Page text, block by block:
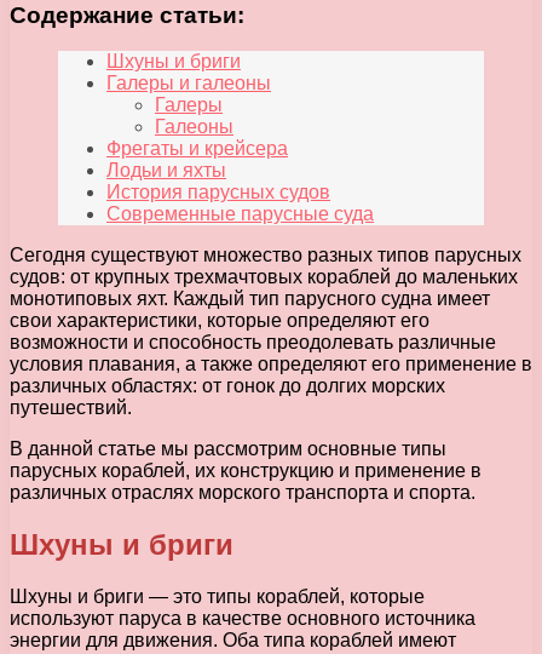
Содержание статьи:
Шхуны и бриги
Галеры и галеоны
Галеры
Галеоны
Фрегаты и крейсера
Лодьи и яхты
История парусных судов
Современные парусные суда
Сегодня существуют множество разных типов парусных
судов: от крупных трехмачтовых кораблей до маленьких
монотиповых яхт. Каждый тип парусного судна имеет
свои характеристики, которые определяют его
возможности и способность преодолевать различные
условия плавания, а также определяют его применение в
различных областях: от гонок до долгих морских
путешествий.
В данной статье мы рассмотрим основные типы
парусных кораблей, их конструкцию и применение в
различных отраслях морского транспорта и спорта.
Шхуны и бриги
Шхуны и бриги — это типы кораблей, которые
используют паруса в качестве основного источника
энергии для движения. Оба типа кораблей имеют